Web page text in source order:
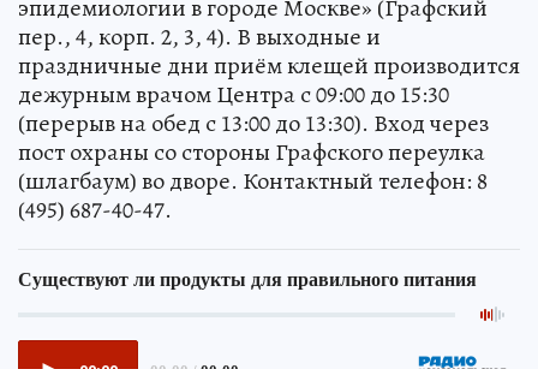
эпидемиологии в городе Москве» (Графский
пер., 4, корп. 2, 3, 4). В выходные и
праздничные дни приём клещей производится
дежурным врачом Центра с 09:00 до 15:30
(перерыв на обед с 13:00 до 13:30). Вход через
пост охраны со стороны Графского переулка
(шлагбаум) во дворе. Контактный телефон: 8
(495) 687-40-47.